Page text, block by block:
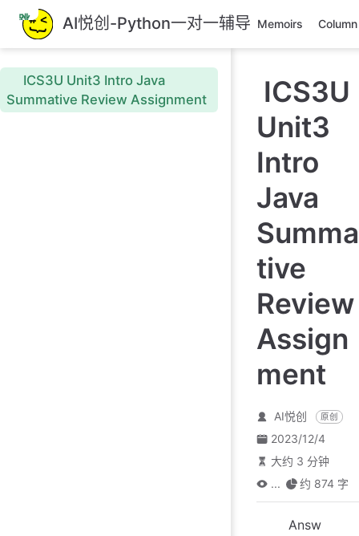
跳
至
主
要
內
容
AI悦创-Python一对一辅导 Memoirs Column
ICS3U Unit3 Intro Java
Summative Review Assignment
ICS3U
Unit3
Intro
Java
Summa
tive
Review
Assign
ment
AI悦创 原创
2023/12/4
大约 3 分钟
...
约 874 字
Answ